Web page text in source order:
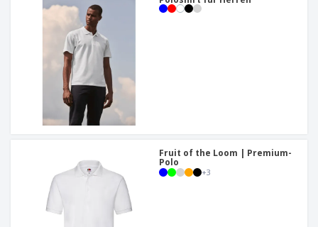
Fruit of the Loom | Premium-
Polo
+3